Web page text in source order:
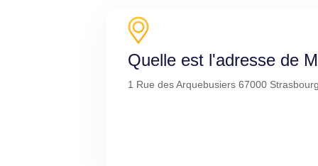
Quelle est l'adresse de
1 Rue des Arquebusiers 67000